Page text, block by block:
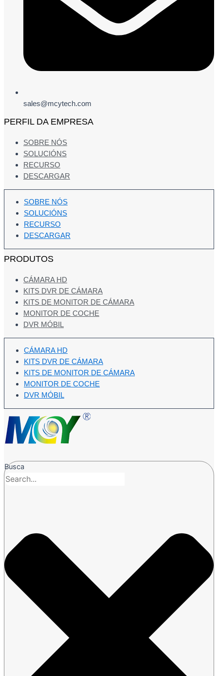
sales@mcytech.com
PERFIL DA EMPRESA
SOBRE NÓS
SOLUCIÓNS
RECURSO
DESCARGAR
SOBRE NÓS
SOLUCIÓNS
RECURSO
DESCARGAR
PRODUTOS
CÁMARA HD
KITS DVR DE CÁMARA
KITS DE MONITOR DE CÁMARA
MONITOR DE COCHE
DVR MÓBIL
CÁMARA HD
KITS DVR DE CÁMARA
KITS DE MONITOR DE CÁMARA
MONITOR DE COCHE
DVR MÓBIL
Busca